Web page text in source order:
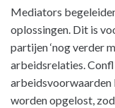
Mediators
oplossingen. Dit is
partijen ‘nog verder
arbeidsrelaties.
arbeidsvoorwaarden
worden opgelost,